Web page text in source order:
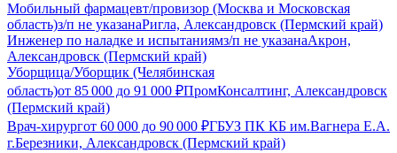
Мобильный фармацевт/провизор (Москва и Московская
область)з/п не указанаРигла, Александровск (Пермский край)
Инженер по наладке и испытаниямз/п не указанаАкрон,
Александровск (Пермский край)
Уборщица/Уборщик (Челябинская
область)от 85 000 до 91 000 ₽ПромКонсалтинг, Александровск
(Пермский край)
Врач-хирургот 60 000 до 90 000 ₽ГБУЗ ПК КБ им.Вагнера Е.А.
г.Березники, Александровск (Пермский край)